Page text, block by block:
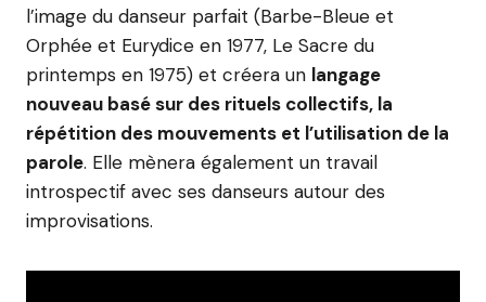
l’image du danseur parfait (Barbe-Bleue et
Orphée et Eurydice en 1977, Le Sacre du
printemps en 1975) et créera un langage
nouveau basé sur des rituels collectifs, la
répétition des mouvements et l’utilisation de la
parole. Elle mènera également un travail
introspectif avec ses danseurs autour des
improvisations.